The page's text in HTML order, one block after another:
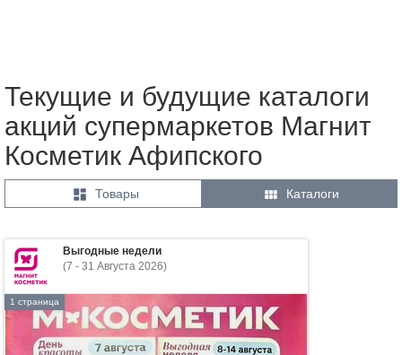
Текущие и будущие каталоги
акций супермаркетов Магнит
Косметик Афипского
 Товары  Каталоги
Выгодные недели
(7 - 31 Августа 2026)
1 страница